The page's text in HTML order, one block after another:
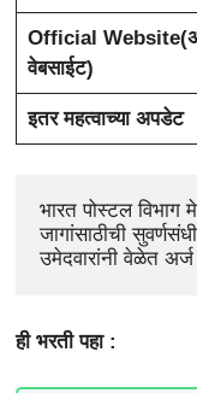
Official
वेबसाईट)
इतर महत्वाच्या अपडेट
भारत पोस्टल विभाग
जागांसाठीची
उमेदवारांनी वेळेत
ही भरती पहा :